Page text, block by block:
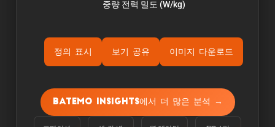
정의 표시 보기 공유 이미지 다운로드
용량은 주변 온도 25°C에서 100%에서 정전류
C/10으로 하한 전압에 도달할 때까지 셀을 방전
하여 측정합니다.
Batemo Insights에서 더 많은 분석 →